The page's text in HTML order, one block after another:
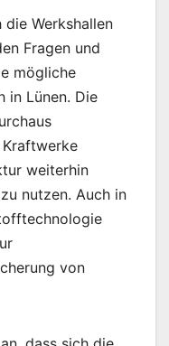
die Werkshallen
Fragen und
mögliche
in Lünen. Die
weiterhin
nutzen. Auch in
von